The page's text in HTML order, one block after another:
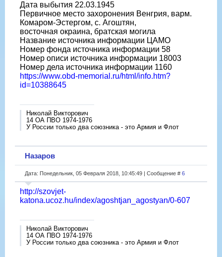
Дата выбытия 22.03.1945
Первичное место захоронения Венгрия, варм.
Комаром-Эстергом, с. Агоштян,
восточная окраина, братская могила
Название источника информации ЦАМО
Номер фонда источника информации 58
Номер описи источника информации 18003
Номер дела источника информации 1160
https://www.obd-memorial.ru/html/info.htm?
id=10388645
Николай Викторович
14 ОА ПВО 1974-1976
У России только два союзника - это Армия и Флот
Назаров
Дата: Понедельник, 05 Февраля 2018, 10:45:49 | Сообщение # 6
http://szovjet-
katona.ucoz.hu/index/agoshtjan_agostyan/0-607
Николай Викторович
14 ОА ПВО 1974-1976
У России только два союзника - это Армия и Флот